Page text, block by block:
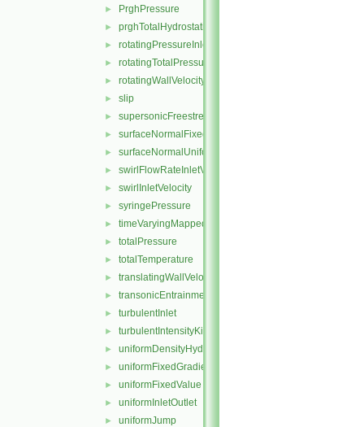
► PrghPressure
► prghTotalHydrostaticPressure
► rotatingPressureInletOutletVelocity
► rotatingTotalPressure
► rotatingWallVelocity
► slip
► supersonicFreestream
► surfaceNormalFixedValue
► surfaceNormalUniformFixedValue
► swirlFlowRateInletVelocity
► swirlInletVelocity
► syringePressure
► timeVaryingMappedFixedValue
► totalPressure
► totalTemperature
► translatingWallVelocity
► transonicEntrainmentPressure
► turbulentInlet
► turbulentIntensityKineticEnergyInlet
► uniformDensityHydrostaticPressure
► uniformFixedGradient
► uniformFixedValue
► uniformInletOutlet
► uniformJump